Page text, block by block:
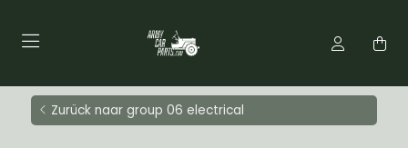
Zurück naar group 06 electrical